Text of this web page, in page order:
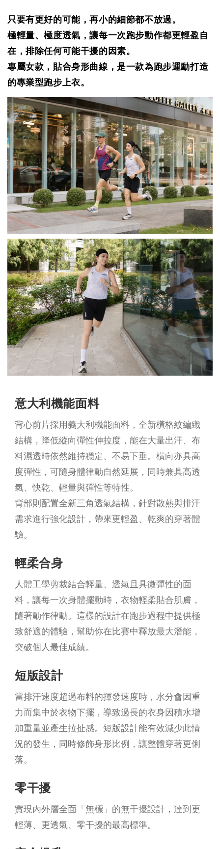
只要有更好的可能，再小的細節都不放過。
極輕量、極度透氣，讓每一次跑步動作都更輕盈自
在，排除任何可能干擾的因素。
專屬女款，貼合身形曲線，是一款為跑步運動打造
的專業型跑步上衣。
意大利機能面料
背心前片採用義大利機能面料，全新橫格紋編織
結構，降低縱向彈性伸拉度，能在大量出汗、布
料濕透時依然維持穩定、不易下垂。橫向亦具高
度彈性，可隨身體律動自然延展，同時兼具高透
氣、快乾、輕量與彈性等特性。
背部則配置全新三角透氣結構，針對散熱與排汗
需求進行強化設計，帶來更輕盈、乾爽的穿著體
驗。
輕柔合身
人體工學剪裁結合輕量、透氣且具微彈性的面
料，讓每一次身體擺動時，衣物輕柔貼合肌膚，
隨著動作律動。這樣的設計在跑步過程中提供極
致舒適的體驗，幫助你在比賽中釋放最大潛能，
突破個人最佳成績。
短版設計
當排汗速度超過布料的揮發速度時，水分會因重
力而集中於衣物下擺，導致過長的衣身因積水增
加重量並產生拉扯感。短版設計能有效減少此情
況的發生，同時修飾身形比例，讓整體穿著更俐
落。
零干擾
實現內外層全面「無標」的無干擾設計，達到更
輕薄、更透氣、零干擾的最高標準。